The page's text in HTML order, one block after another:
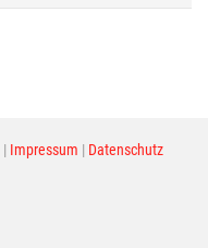
| Impressum | Datenschutz